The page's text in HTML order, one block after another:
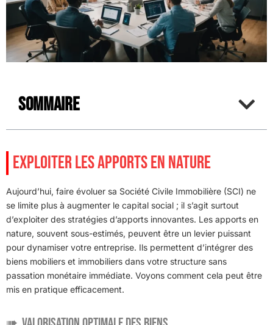
Sommaire
EXPLOITER LES APPORTS EN NATURE
Aujourd’hui, faire évoluer sa Société Civile Immobilière (SCI) ne
se limite plus à augmenter le capital social ; il s’agit surtout
d’exploiter des stratégies d’apports innovantes. Les apports en
nature, souvent sous-estimés, peuvent être un levier puissant
pour dynamiser votre entreprise. Ils permettent d’intégrer des
biens mobiliers et immobiliers dans votre structure sans
passation monétaire immédiate. Voyons comment cela peut être
mis en pratique efficacement.